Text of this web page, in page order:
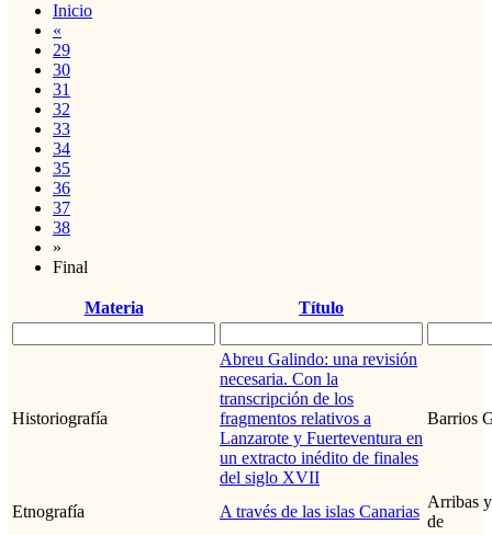
Inicio
«
29
30
31
32
33
34
35
36
37
38
»
Final
Materia Título
Historiografía
Abreu Galindo: una revisión
necesaria. Con la
transcripción de los
fragmentos relativos a
Lanzarote y Fuerteventura en
un extracto inédito de finales
del siglo XVII
Barrios
Etnografía A través de las islas Canarias
Arribas
de